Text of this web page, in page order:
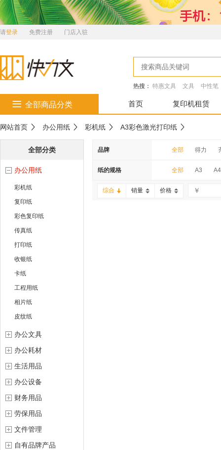
请登录 免费注册 门店入驻
热搜： 特惠文具 文具 中性笔
全部商品分类 首页 复印机租赁
网站首页 办公用纸 彩机纸 A3彩色激光打印纸
全部分类
办公用纸
彩机纸
复印纸
彩色复印纸
传真纸
打印纸
收银纸
卡纸
工程用纸
相片纸
皮纹纸
办公文具
办公耗材
生活用品
办公设备
财务用品
劳保用品
文件管理
自有品牌产品
品牌 全部 得力
万彩 百旺
世纪天章
纸的规格 全部 A3 A4
综合 销量 价格